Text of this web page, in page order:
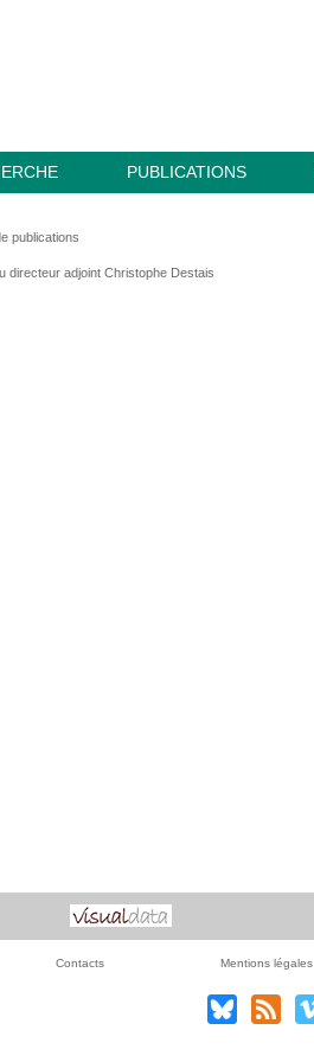
PUBLICATIONS
publications
directeur adjoint Christophe Destais
Contacts Mentions légales